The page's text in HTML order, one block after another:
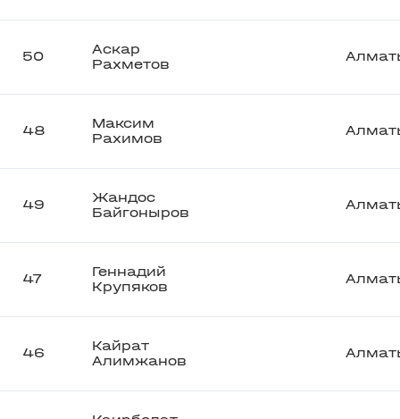
50
Аскар
Рахметов
48
Максим
Рахимов
49
Жандос
Байгоныров
47
Геннадий
Крупяков
46
Кайрат
Алимжанов